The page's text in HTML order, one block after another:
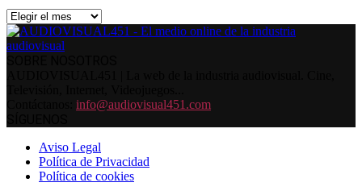
Archivos
info@audiovisual451.com
Aviso Legal
Política de Privacidad
Política de cookies